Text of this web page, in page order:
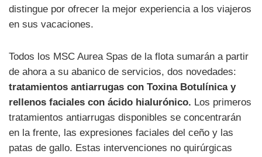
distingue por ofrecer la mejor experiencia a los viajeros
en sus vacaciones.
Todos los MSC Aurea Spas de la flota sumarán a partir
de ahora a su abanico de servicios, dos novedades:
tratamientos antiarrugas con Toxina Botulínica y
rellenos faciales con ácido hialurónico. Los primeros
tratamientos antiarrugas disponibles se concentrarán
en la frente, las expresiones faciales del ceño y las
patas de gallo. Estas intervenciones no quirúrgicas